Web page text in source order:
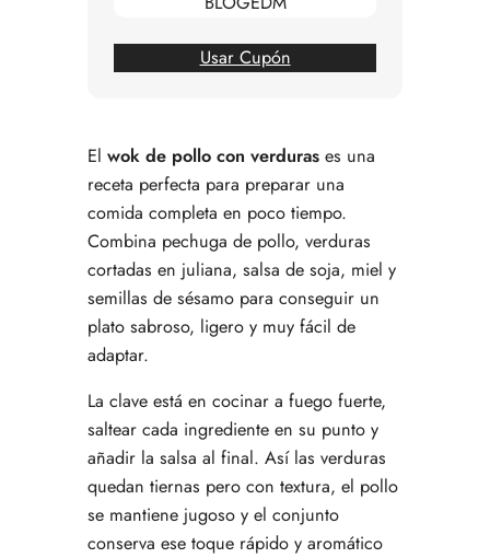
Usar Cupón
El wok de pollo con verduras es una
receta perfecta para preparar una
comida completa en poco tiempo.
Combina pechuga de pollo, verduras
cortadas en juliana, salsa de soja, miel y
semillas de sésamo para conseguir un
plato sabroso, ligero y muy fácil de
adaptar.
La clave está en cocinar a fuego fuerte,
saltear cada ingrediente en su punto y
añadir la salsa al final. Así las verduras
quedan tiernas pero con textura, el pollo
se mantiene jugoso y el conjunto
conserva ese toque rápido y aromático